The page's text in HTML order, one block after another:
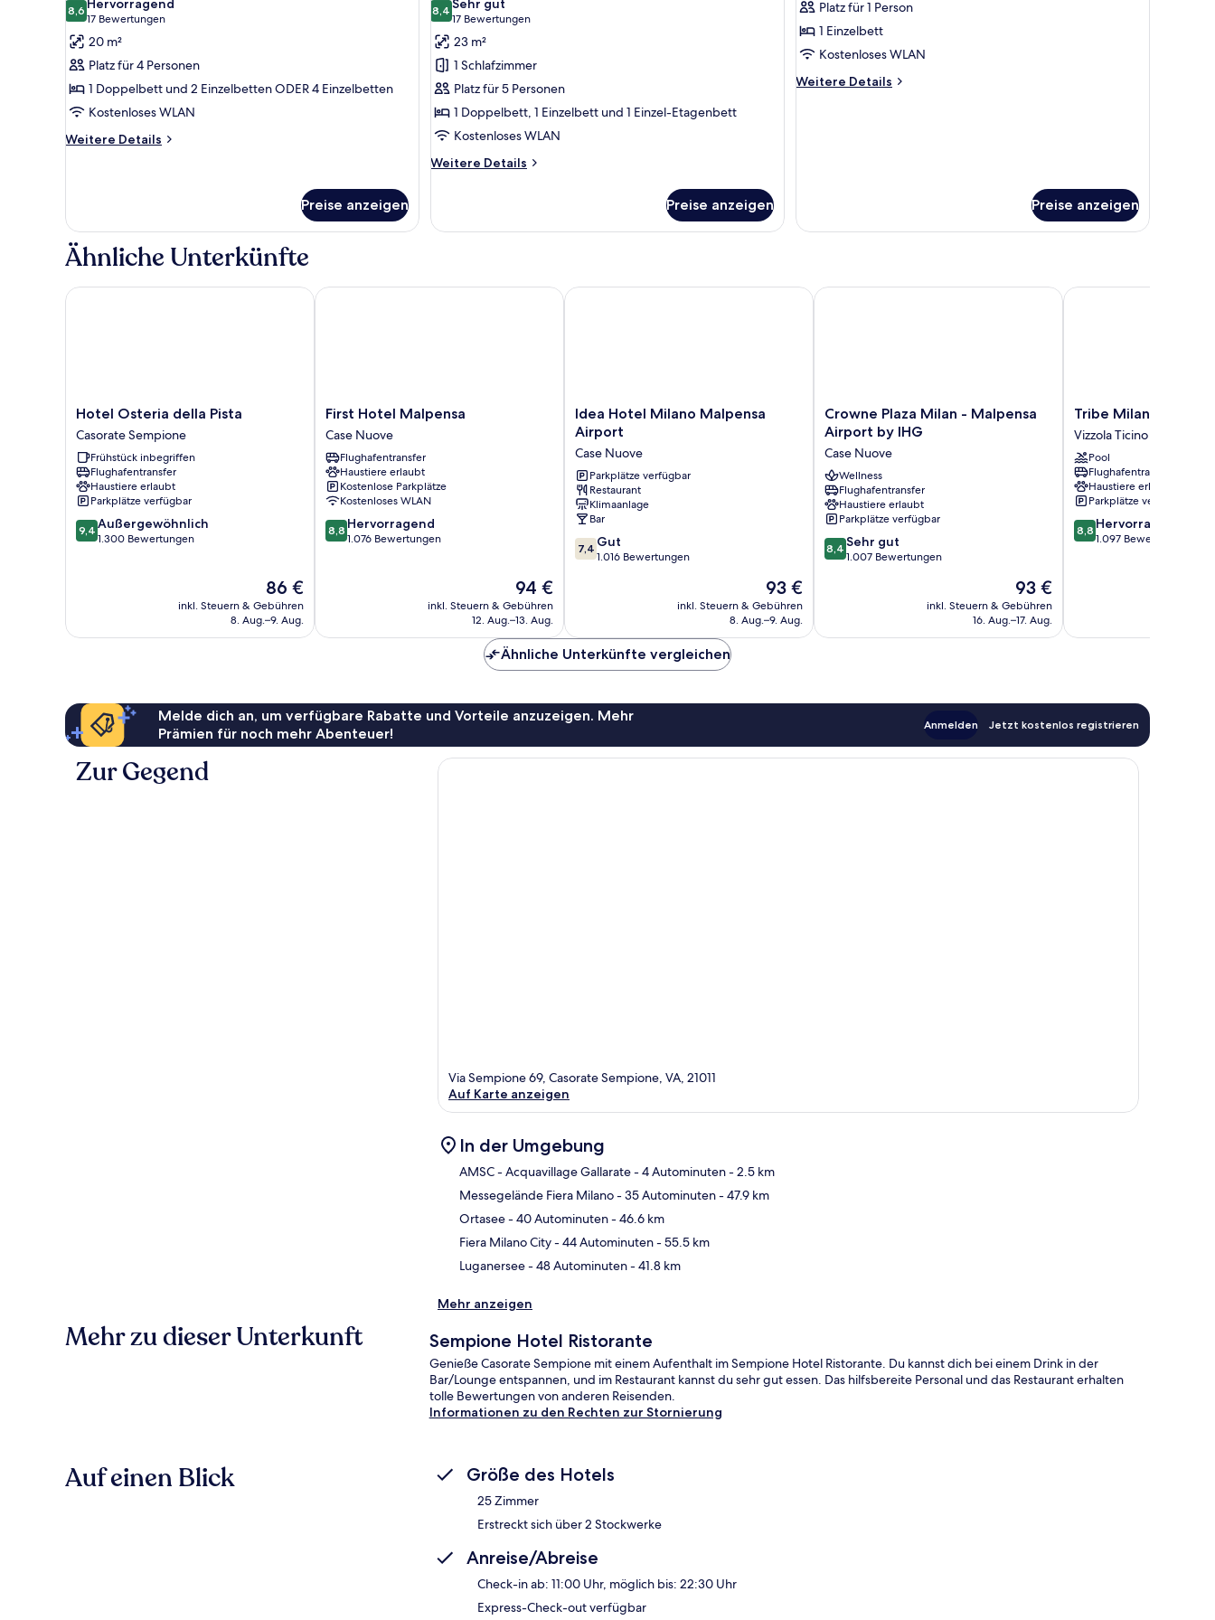
für
Vierbettzimmer
anzeigen
8,68,6 von 10
Hervorragend
17 Bewertungen
(17
Bewertungen)
20 m²
Platz für 4 Personen
1 Doppelbett und 2 Einzelbetten ODER 4 Einzelbetten
Kostenloses WLAN
Weitere Details
Weitere
Preise anzeigen
für
Zimmer
(Quintuple)
anzeigen
8,48,4 von 10
Sehr gut
17 Bewertungen
(17
Bewertungen)
23 m²
1 Schlafzimmer
Platz für 5 Personen
1 Doppelbett, 1 Einzelbett und 1 Einzel-Etagenbett
Kostenloses WLAN
Weitere Details
Weitere
(Quintuple)
Preise anzeigen
für
Single
Room
anzeigen
Platz für 1 Person
1 Einzelbett
Kostenloses WLAN
Weitere Details
Weitere
Preise anzeigen
Ähnliche Unterkünfte
Hotel
Osteria
della
Pista
Casorate
Sempione
Hotel Osteria della Pista
Casorate Sempione
Frühstück inbegriffen
Flughafentransfer
Haustiere erlaubt
Parkplätze verfügbar
9.4
von
9,4 Außergewöhnlich
1.300 Bewertungen
Der
Preis
beträgt
86 €
inkl. Steuern & Gebühren
8. Aug.–9. Aug.
Hotel Osteria della Pista
First
Hotel
Malpensa
Case
Nuove
First Hotel Malpensa
Case Nuove
Flughafentransfer
Haustiere erlaubt
Kostenlose Parkplätze
Kostenloses WLAN
8.8
von
8,8 Hervorragend
1.076 Bewertungen
Der
Preis
beträgt
94 €
inkl. Steuern & Gebühren
12. Aug.–13. Aug.
First Hotel Malpensa
Idea
Hotel
Milano
Malpensa
Airport
Case
Nuove
Idea Hotel Milano Malpensa
Airport
Case Nuove
Parkplätze verfügbar
Restaurant
Klimaanlage
Bar
7.4
von
7,4 Gut
1.016 Bewertungen
Der
Preis
beträgt
93 €
inkl. Steuern & Gebühren
8. Aug.–9. Aug.
Idea Hotel Milano Malpensa Airport
Crowne
Plaza
Milan
-
Malpensa
Airport
by
IHG
Case
Nuove
Crowne Plaza Milan - Malpensa
Airport by IHG
Case Nuove
Wellness
Flughafentransfer
Haustiere erlaubt
Parkplätze verfügbar
8.4
von
Bewertungen
8,4 Sehr gut
1.007 Bewertungen
Der
Preis
beträgt
93 €
inkl. Steuern & Gebühren
16. Aug.–17. Aug.
Crowne Plaza Milan - Malpensa Airport by IHG
Tribe
Milano
Malpensa
Vizzola
Ticino
Tribe Milano
Vizzola Ticino
Pool
Flughafentransfer
Haustiere erlaubt
Parkplätze verfügbar
8.8
von
8,8 Hervorragend
1.097 Bewertungen
Tribe Milano Malpensa
Ähnliche Unterkünfte vergleichen
Melde dich an, um verfügbare Rabatte und Vorteile anzuzeigen. Mehr
Prämien für noch mehr Abenteuer!
Anmelden Jetzt kostenlos registrieren
Zur Gegend
Via Sempione 69, Casorate Sempione, VA, 21011
Auf Karte anzeigen
In der Umgebung
AMSC - Acquavillage Gallarate- 4 Autominuten- 2.5 km
Messegelände Fiera Milano- 35 Autominuten- 47.9 km
Ortasee- 40 Autominuten- 46.6 km
Fiera Milano City- 44 Autominuten- 55.5 km
Luganersee- 48 Autominuten- 41.8 km
Mehr anzeigen
Mehr zu dieser Unterkunft Sempione Hotel Ristorante
Genieße Casorate Sempione mit einem Aufenthalt im Sempione Hotel Ristorante. Du kannst dich bei einem Drink in der
Bar/Lounge entspannen, und im Restaurant kannst du sehr gut essen. Das hilfsbereite Personal und das Restaurant erhalten
tolle Bewertungen von anderen Reisenden.
Informationen zu den Rechten zur Stornierung
Auf einen Blick Größe des Hotels
25 Zimmer
Erstreckt sich über 2 Stockwerke
Anreise/Abreise
Check-in ab: 11:00 Uhr, möglich bis: 22:30 Uhr
Express-Check-out verfügbar